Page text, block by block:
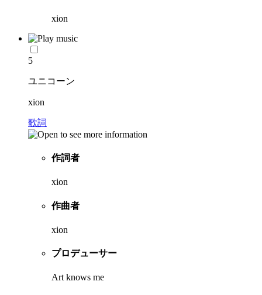
xion
5
ユニコーン
xion
歌詞
作詞者
xion
作曲者
xion
プロデューサー
Art knows me